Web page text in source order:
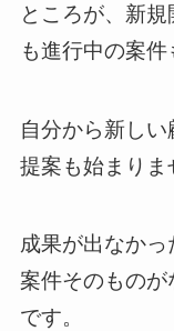
ところが、新
も進行中の案件
自分から新し
提案も始まりま
成果が出なか
案件そのもの
です。